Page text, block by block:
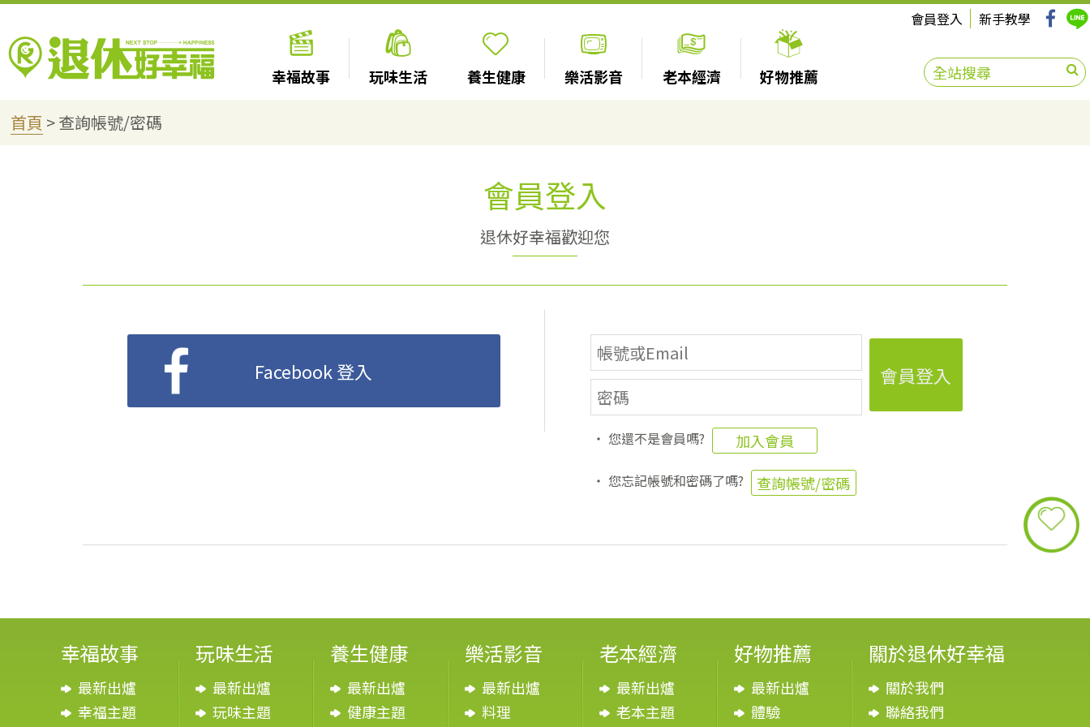
會員登入 新手教學
幸福故事 玩味生活 養生健康 樂活影音 老本經濟 好物推薦
首頁 >查詢帳號/密碼
會員登入
退休好幸福歡迎您
Facebook 登入
‧ 您還不是會員嗎? 加入會員
‧ 您忘記帳號和密碼了嗎? 查詢帳號/密碼
幸福故事
最新出爐
幸福主題
玩味生活
最新出爐
玩味主題
養生健康
最新出爐
健康主題
樂活影音
最新出爐
料理
老本經濟
最新出爐
老本主題
好物推薦
最新出爐
體驗
關於退休好幸福
關於我們
聯絡我們